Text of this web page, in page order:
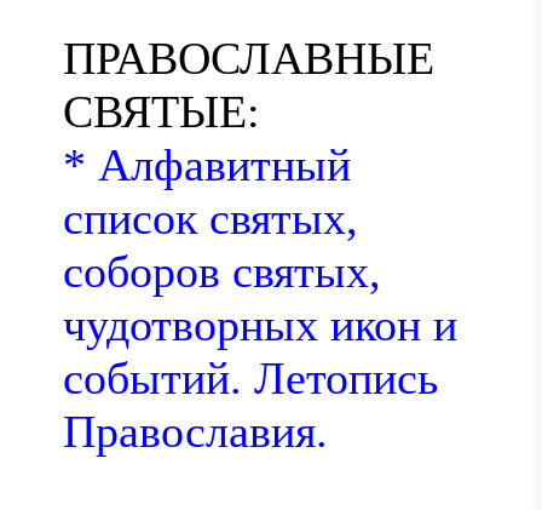
ПРАВОСЛАВНЫЕ
СВЯТЫЕ:
* Алфавитный
список святых,
соборов святых,
чудотворных икон и
событий. Летопись
Православия.